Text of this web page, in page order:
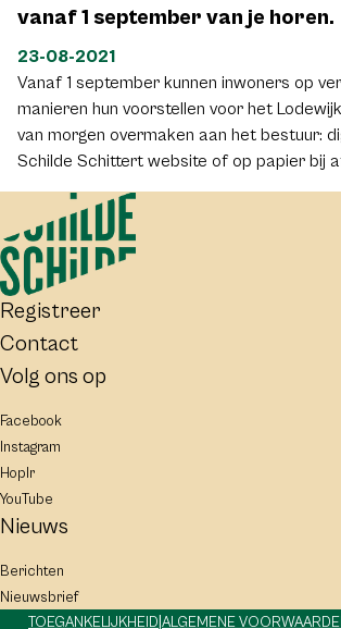
vanaf 1 september van je horen.
23-08-2021
Vanaf 1 september kunnen inwoners op
manieren hun voorstellen voor het
van morgen overmaken aan het bestuur:
Schilde Schittert website of op papier bij
van ’s-Gravenwezel of in de brievenbus
gemeentehuis. Het papieren formulier vind
september/ oktober editie van het
de gemeente.
Registreer
Contact
Volg ons op
Facebook
Instagram
Hoplr
YouTube
Nieuws
Berichten
Nieuwsbrief
TOEGANKELIJKHEID ALGEMENE